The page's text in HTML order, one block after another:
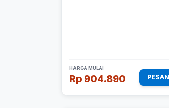
HARGA MULAI
Rp 904.890 PESAN